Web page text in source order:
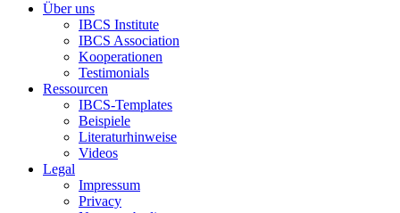
Über uns
IBCS Institute
IBCS Association
Kooperationen
Testimonials
Ressourcen
IBCS-Templates
Beispiele
Literaturhinweise
Videos
Legal
Impressum
Privacy